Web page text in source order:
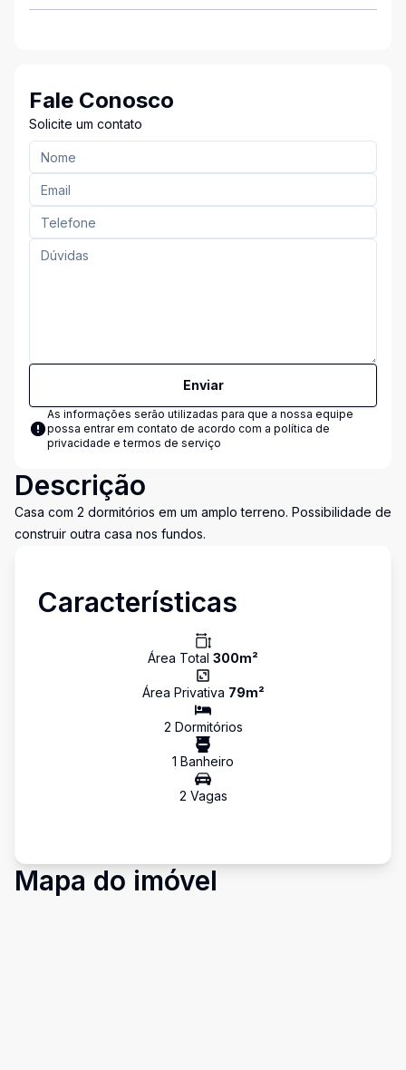
Fale Conosco
Solicite um contato
Enviar
As informações serão utilizadas para que a nossa equipe
possa entrar em contato de acordo com a política de
privacidade e termos de serviço
Descrição
Casa com 2 dormitórios em um amplo terreno. Possibilidade de
construir outra casa nos fundos.
Características
Área Total 300m²
Área Privativa 79m²
2 Dormitórios
1 Banheiro
2 Vagas
Mapa do imóvel